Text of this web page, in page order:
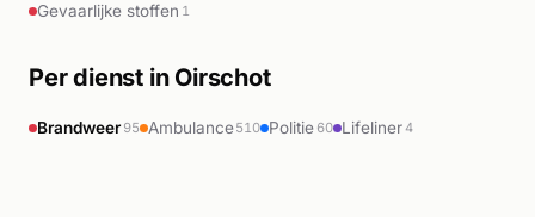
Gevaarlijke stoffen 1
Per dienst in Oirschot
Brandweer 95 Ambulance510 Politie 60 Lifeliner4